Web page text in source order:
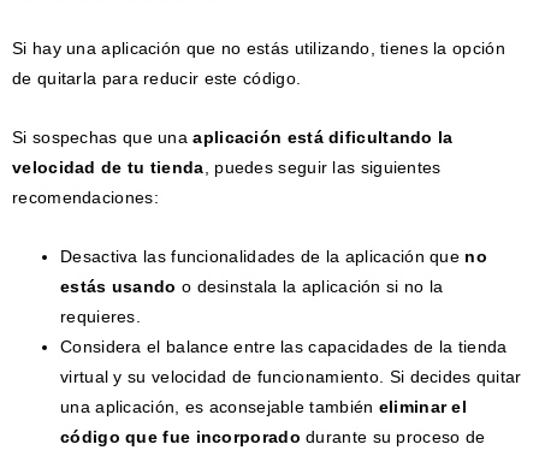
Si hay una aplicación que no estás utilizando, tienes la opción
de quitarla para reducir este código.
Si sospechas que unaaplicación está dificultando la
velocidad de tu tienda , puedes seguir las siguientes
recomendaciones:
Desactiva las funcionalidades de la aplicación que no
estás usando o desinstala la aplicación si no la
requieres.
Considera el balance entre las capacidades de la tienda
virtual y su velocidad de funcionamiento. Si decides quitar
una aplicación, es aconsejable también eliminar el
código que fue incorporado durante su proceso de